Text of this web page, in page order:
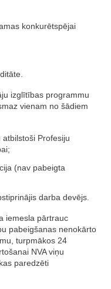
konkurētspējai
izglītības programmu
vienam no šādiem
Profesiju
(nav pabeigta
darba devējs.
iemesla pārtrauc
pabeigšanas nenokārto
turpmākos 24
NVA viņu
paredzēti